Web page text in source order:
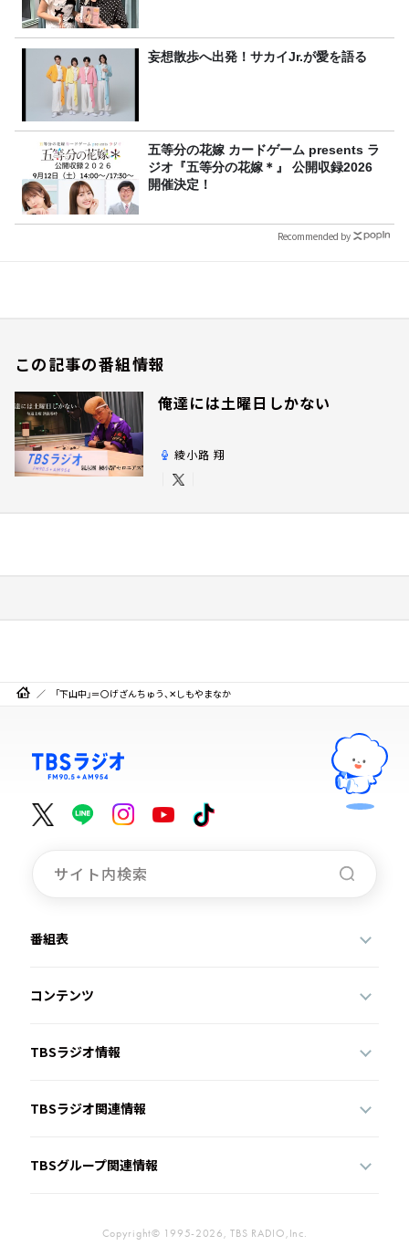
妄想散歩へ出発！サカイJr.が愛を語る
五等分の花嫁 カードゲーム presents ラ
ジオ『五等分の花嫁＊』 公開収録2026
開催決定！
Recommended by
この記事の番組情報
俺達には土曜日しかない
綾小路 翔
「下山中」＝〇げざんちゅう、✕しもやまなか
番組表
コンテンツ
TBSラジオ情報
TBSラジオ関連情報
TBSグループ関連情報
Copyright© 1995-2026, TBS RADIO,Inc.